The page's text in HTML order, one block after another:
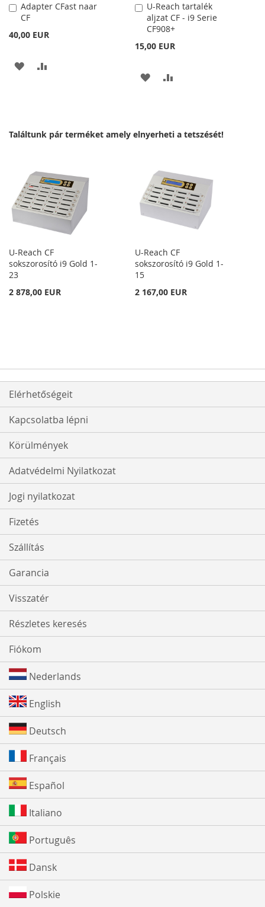
Adapter CFast naar
CF
40,00 EUR
Kosárba
HOZZÁADÁS
U-Reach tartalék
aljzat CF - i9 Serie
CF908+
15,00 EUR
Kosárba
HOZZÁADÁS
Találtunk pár terméket amely elnyerheti a tetszését!
U-Reach CF
sokszorosító i9 Gold 1-
23
2 878,00 EUR
U-Reach CF
sokszorosító i9 Gold 1-
15
2 167,00 EUR
Elérhetőségeit
Kapcsolatba lépni
Körülmények
Adatvédelmi Nyilatkozat
Jogi nyilatkozat
Fizetés
Szállítás
Garancia
Visszatér
Részletes keresés
Fiókom
Nederlands
English
Deutsch
Français
Español
Italiano
Português
Dansk
Polskie